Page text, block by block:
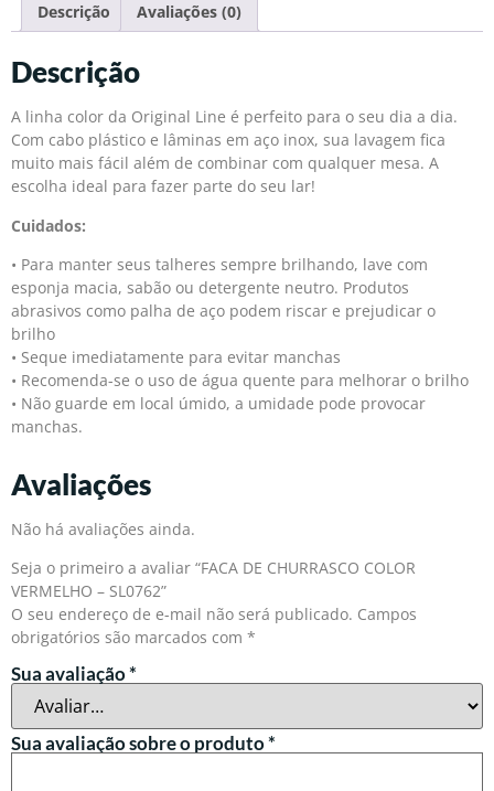
Descrição Avaliações (0)
Descrição
A linha color da Original Line é perfeito para o seu dia a dia.
Com cabo plástico e lâminas em aço inox, sua lavagem fica
muito mais fácil além de combinar com qualquer mesa. A
escolha ideal para fazer parte do seu lar!
Cuidados:
• Para manter seus talheres sempre brilhando, lave com
esponja macia, sabão ou detergente neutro. Produtos
abrasivos como palha de aço podem riscar e prejudicar o
brilho
• Seque imediatamente para evitar manchas
• Recomenda-se o uso de água quente para melhorar o brilho
• Não guarde em local úmido, a umidade pode provocar
manchas.
Avaliações
Não há avaliações ainda.
Seja o primeiro a avaliar “FACA DE CHURRASCO COLOR
VERMELHO – SL0762”
O seu endereço de e-mail não será publicado. Campos
obrigatórios são marcados com *
Sua avaliação*
Sua avaliação sobre o produto*